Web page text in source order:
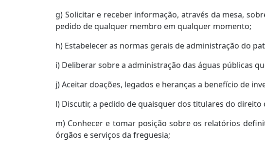
g) Solicitar e receber informação, através da mesa,
pedido de qualquer membro em qualquer momento;
h) Estabelecer as normas gerais de administração do
i) Deliberar sobre a administração das águas públicas
j) Aceitar doações, legados e heranças a benefício de
l) Discutir, a pedido de quaisquer dos titulares do
m) Conhecer e tomar posição sobre os relatórios
órgãos e serviços da freguesia;